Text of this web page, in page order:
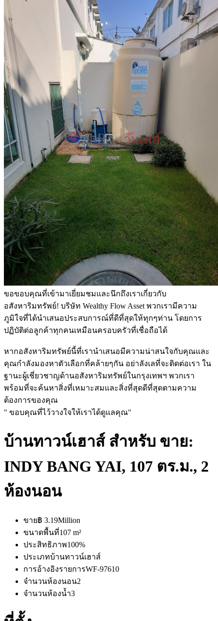
ขอขอบคุณที่เข้ามาเยี่ยมชมและนึกถึงเราเกี่ยวกับ
อสังหาริมทรัพย์! บริษัท Wealthy Flow Asset พวกเรามีความ
ภูมิใจที่ได้นำเสนอประสบการณ์ที่ดีที่สุดให้ทุกๆท่าน โดยการ
ปฏิบัติต่อลูกค้าทุกคนเหมือนครอบครัวที่เชื่อถือได้
หากอสังหาริมทรัพย์นี้ที่เรานำเสนอมีความน่าสนใจกับคุณและ
คุณกำลังมองหาตัวเลือกที่คล้ายๆกัน อย่าลังเลที่จะติดต่อเรา ใน
ฐานะผู้เชี่ยวชาญด้านอสังหาริมทรัพย์ในกรุงเทพฯ พวกเรา
พร้อมที่จะค้นหาสิ่งที่เหมาะสมและสิ่งที่สุดดีที่สุดตามความ
ต้องการของคุณ
" ขอบคุณที่ไว้วางใจให้เราได้ดูแลคุณ"
บ้านทาวน์เฮาส์ สำหรับ ขาย:
INDY BANG YAI, 107 ตร.ม., 2
ห้องนอน
ขาย฿ 3.19Million
ขนาดพื้นที่107 m²
ประสิทธิภาพ100%
ประเภทบ้านทาวน์เฮาส์
การอ้างอิงรายการWF-97610
จำนวนห้องนอน2
จำนวนห้องน้ำ3